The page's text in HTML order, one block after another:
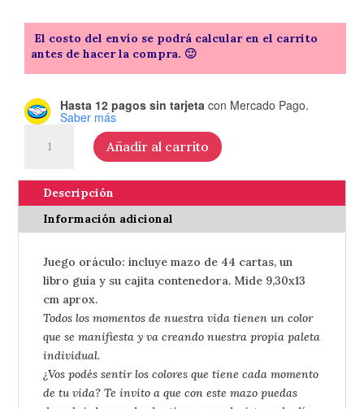
El costo del envío se podrá calcular en el carrito
antes de hacer la compra. 🙂
Hasta 12 pagos sin tarjeta con Mercado Pago.
Saber más
color
Dani
Cuppi
cantidad
Añadir al carrito
Descripción
Información adicional
Juego oráculo: incluye mazo de 44 cartas, un
libro guía y su cajita contenedora. Mide 9,30x13
cm aprox.
Todos los momentos de nuestra vida tienen un color
que se manifiesta y va creando nuestra propia paleta
individual.
¿Vos podés sentir los colores que tiene cada momento
de tu vida? Te invito a que con este mazo puedas